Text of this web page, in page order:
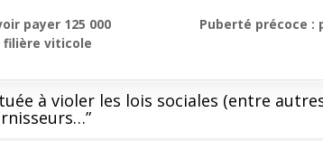
Puberté précoce
payer 125 000
filière viticole
à violer les lois sociales (entre
”